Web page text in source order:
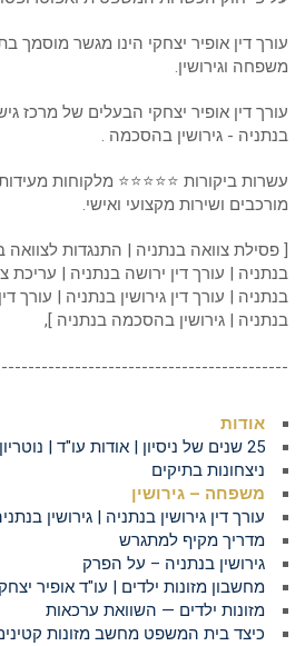
עורך דין אופיר יצחקי הינו מגשר מוסמך
משפחה וגירושין.
עורך דין אופיר יצחקי הבעלים של מרכז
בנתניה - גירושין בהסכמה .
עשרות ביקורות ⭐⭐⭐⭐⭐ מלקוחות
מורכבים ושירות מקצועי ואישי.
[ פסילת צוואה בנתניה | התנגדות לצוואה
בנתניה | עורך דין ירושה בנתניה | עריכת
בנתניה | עורך דין גירושין בנתניה | עורך
בנתניה | גירושין בהסכמה בנתניה ],
אודות
25 שנים של ניסיון | אודות עו"ד | נוטריון ומגשר | נתניה |
ניצחונות בתיקים
משפחה – גירושין
עורך דין גירושין בנתניה | גירושין
מדריך מקיף למתגרש
גירושין בנתניה – על הפרק
מחשבון מזונות ילדים | עו"ד אופיר
מזונות ילדים — השוואת ערכאות
כיצד בית המשפט מחשב מזונות